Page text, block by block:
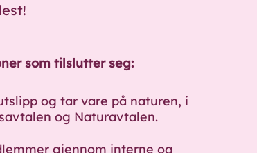
som tilslutter seg:
og tar vare på naturen, i
og Naturavtalen.
gjennom interne og